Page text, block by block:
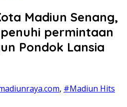
Madiun Senang,
permintaan
Pondok Lansia
, #Madiun Hits